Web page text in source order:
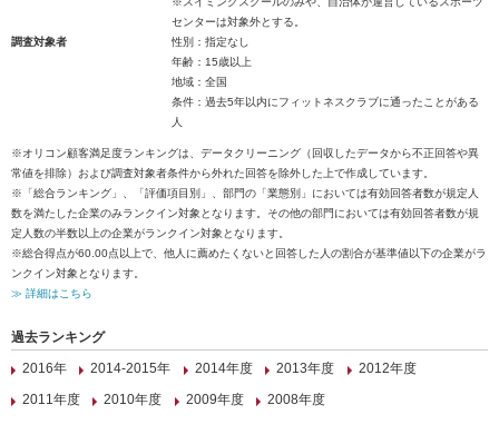
センターは対象外とする。
調査対象者
性別：指定なし
年齢：15歳以上
地域：全国
条件：過去5年以内にフィットネスクラブに通ったことがある
人
※オリコン顧客満足度ランキングは、データクリーニング（回収したデータから不正回答や異
常値を排除）および調査対象者条件から外れた回答を除外した上で作成しています。
※「総合ランキング」、「評価項目別」、部門の「業態別」においては有効回答者数が規定人
数を満たした企業のみランクイン対象となります。その他の部門においては有効回答者数が規
定人数の半数以上の企業がランクイン対象となります。
※総合得点が60.00点以上で、他人に薦めたくないと回答した人の割合が基準値以下の企業がラ
ンクイン対象となります。
≫ 詳細はこちら
過去ランキング
2016年
2014-2015年 2014年度 2013年度
2012年度
2011年度
2010年度 2009年度 2008年度